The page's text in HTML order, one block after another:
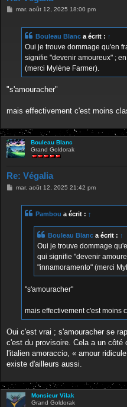
Mmar. août 12, 2025 18:00 pm
Bouleau Blanc a écrit : ↑
Oui je trouve dommage qu'en
signifie "devenir amoureux" ;
(merci Mylène Farmer).
"s'amouracher"
mais effectivement c'est moins
Bouleau Blanc
Grand Goldorak
Re: Végalia
Mmar. août 12, 2025 21:42 pm
Pambou a écrit : ↑
Bouleau Blanc a écrit : ↑
Oui je trouve dommage
qui signifie "devenir
"innamoramento" (merci
"s'amouracher"
mais effectivement c'est moins
Oui c'est vrai ; s'amouracher se
c'est du provisoire. Cela a un côté
l'italien amoraccio, « amour
existe d'ailleurs aussi.
Monsieur Vilak
Grand Goldorak